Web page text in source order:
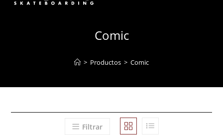
Comic
> Productos > Comic
Filtrar